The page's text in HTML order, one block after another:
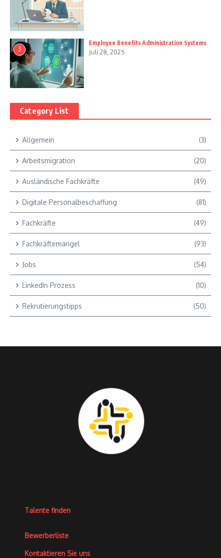
3
Employee Benefits Administration Systems
Juli 28, 2025
Category List
Allgemein (3)
Arbeitsmigration (20)
Ausländische Fachkräfte (49)
Digitale Personalbeschaffung (81)
Fachkräfte (49)
Fachkräftemangel (93)
Jobs (54)
LinkedIn Prozess (10)
Rekrutierungstipps (50)
Talente finden
Bewerberliste
Kontaktieren Sie uns